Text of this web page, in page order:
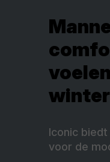
winter
Iconic
voor de